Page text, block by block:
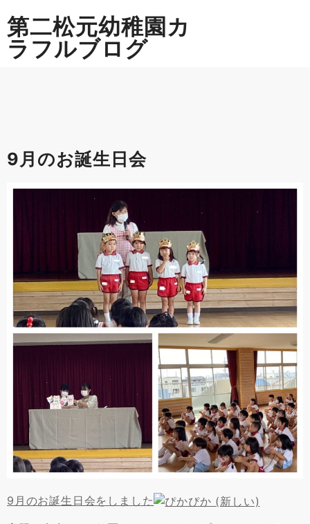
to
content
第二松元幼稚園カ
ラフルブログ
9月のお誕生日会
9月のお誕生日会をしました